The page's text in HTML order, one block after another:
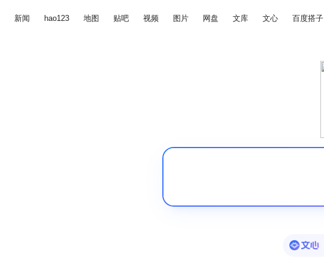
新闻 hao123 地图 贴吧 视频 图片 网盘 文库 文心 百度搭子